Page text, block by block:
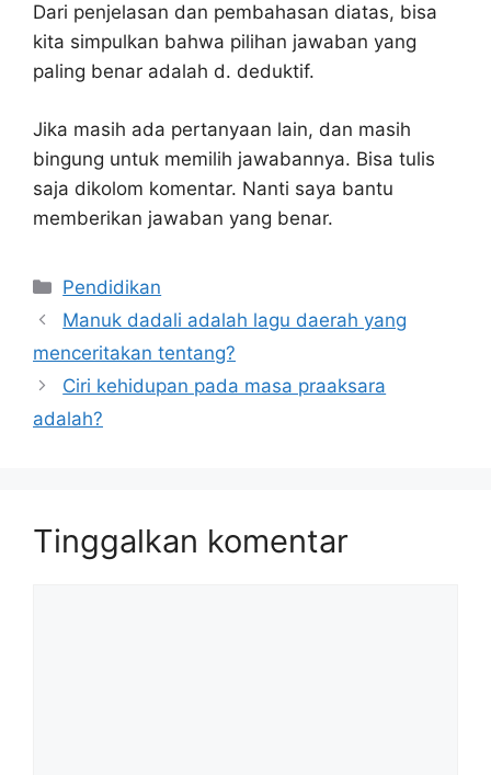
Dari penjelasan dan pembahasan diatas, bisa
kita simpulkan bahwa pilihan jawaban yang
paling benar adalah d. deduktif.
Jika masih ada pertanyaan lain, dan masih
bingung untuk memilih jawabannya. Bisa tulis
saja dikolom komentar. Nanti saya bantu
memberikan jawaban yang benar.
Kategori
Pendidikan
Manuk dadali adalah lagu daerah yang
menceritakan tentang?
Ciri kehidupan pada masa praaksara
adalah?
Tinggalkan komentar